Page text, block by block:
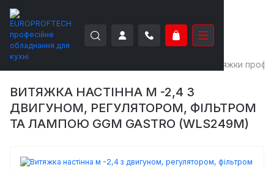
EUROPROFTECH Витяжки
ВИТЯЖКА НАСТІННА М -2,4 З
ДВИГУНОМ, РЕГУЛЯТОРОМ, ФІЛЬТРОМ
ТА ЛАМПОЮ GGM GASTRO (WLS249M)